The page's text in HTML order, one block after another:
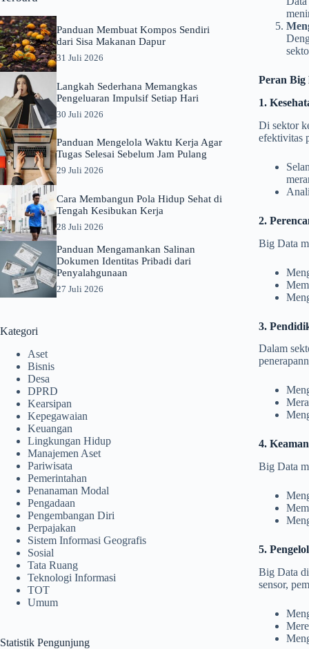
Peran Big
1.
Di sektor
efektivitas
2.
Big Data
3.
Dalam
4.
Big Data
5.
Big Data
sensor,
Panduan Membuat Kompos Sendiri
dari Sisa Makanan Dapur
31 Juli 2026
Langkah Sederhana Memangkas
Pengeluaran Impulsif Setiap Hari
30 Juli 2026
Panduan Mengelola Waktu Kerja Agar
Tugas Selesai Sebelum Jam Pulang
29 Juli 2026
Cara Membangun Pola Hidup Sehat di
Tengah Kesibukan Kerja
28 Juli 2026
Panduan Mengamankan Salinan
Dokumen Identitas Pribadi dari
Penyalahgunaan
27 Juli 2026
Kategori
Aset
Bisnis
Desa
DPRD
Kearsipan
Kepegawaian
Keuangan
Lingkungan Hidup
Manajemen Aset
Pariwisata
Pemerintahan
Penanaman Modal
Pengadaan
Pengembangan Diri
Perpajakan
Sistem Informasi Geografis
Sosial
Tata Ruang
Teknologi Informasi
TOT
Umum
Statistik Pengunjung